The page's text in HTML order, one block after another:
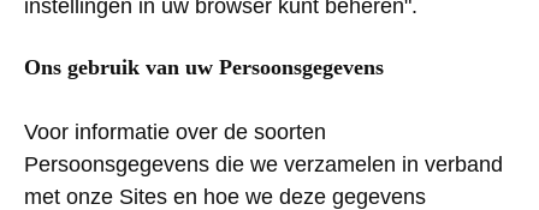
instellingen in uw browser kunt beheren".
Ons gebruik van uw Persoonsgegevens
Voor informatie over de soorten
Persoonsgegevens die we verzamelen in verband
met onze Sites en hoe we deze gegevens